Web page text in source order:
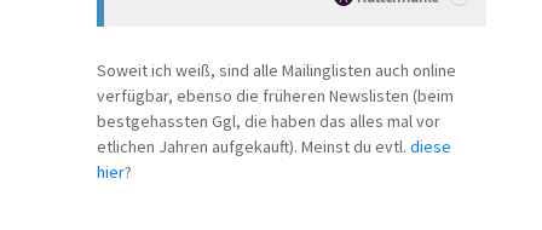
Soweit ich weiß, sind alle Mailinglisten auch online
verfügbar, ebenso die früheren Newslisten (beim
bestgehassten Ggl, die haben das alles mal vor
etlichen Jahren aufgekauft). Meinst du evtl. diese
hier?